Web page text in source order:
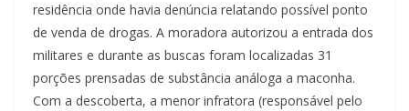
residência onde havia denúncia relatando possível ponto
de venda de drogas. A moradora autorizou a entrada dos
militares e durante as buscas foram localizadas 31
porções prensadas de substância análoga a maconha.
Com a descoberta, a menor infratora (responsável pelo